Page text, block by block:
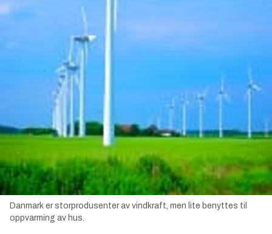
Danmark er storprodusenter av vindkraft, men lite benyttes til
oppvarming av hus.